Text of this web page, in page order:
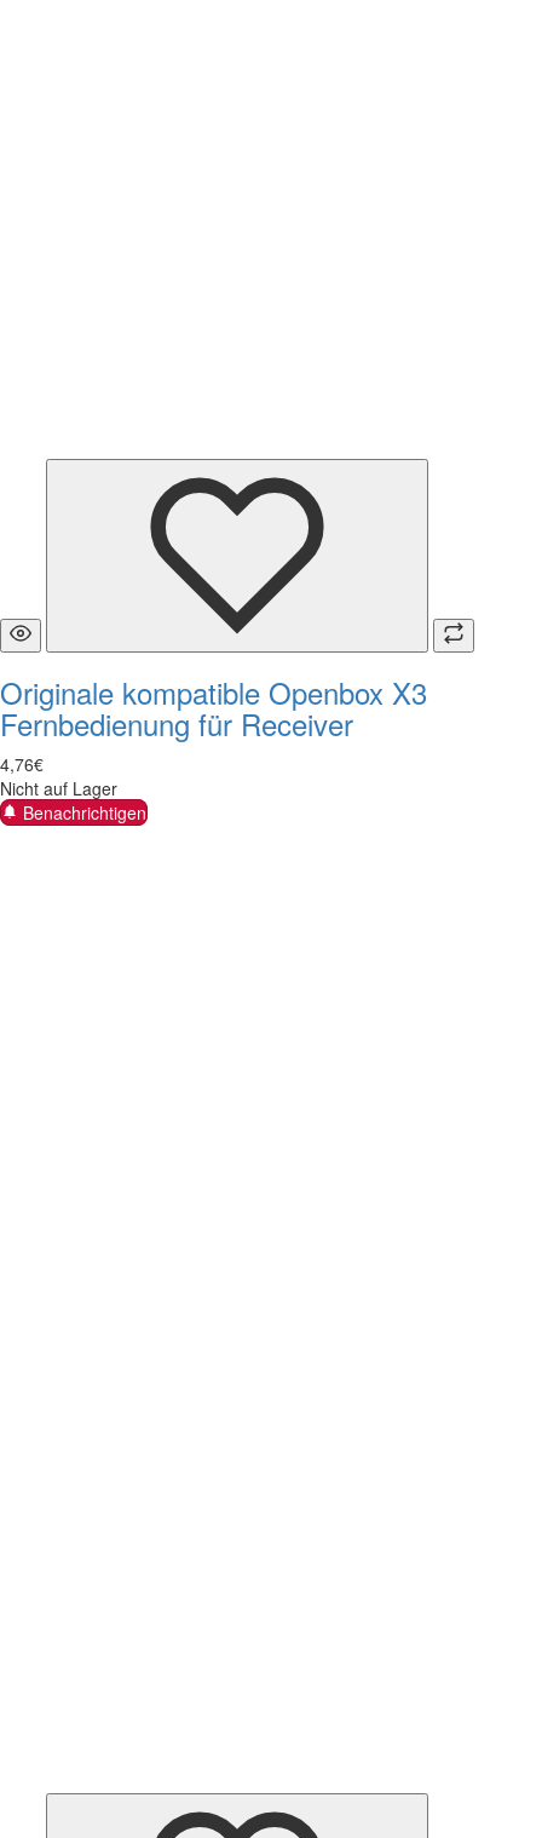
Originale kompatible Openbox X3
Fernbedienung für Receiver
4,76€
Nicht auf Lager
Benachrichtigen